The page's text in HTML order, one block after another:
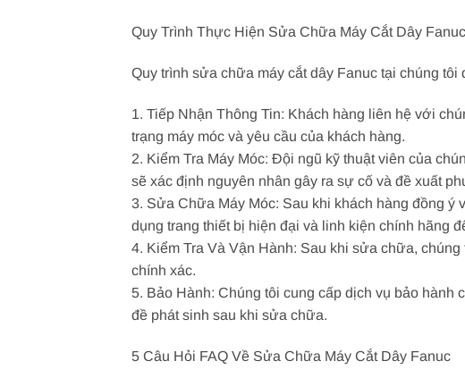
Quy Trình Thực Hiện Sửa Chữa Máy Cắt Dây Fanuc
Quy trình sửa chữa máy cắt dây Fanuc tại chúng
1. Tiếp Nhận Thông Tin: Khách hàng liên hệ với
trạng máy móc và yêu cầu của khách hàng.
2. Kiểm Tra Máy Móc: Đội ngũ kỹ thuật viên của
sẽ xác định nguyên nhân gây ra sự cố và đề xuất
3. Sửa Chữa Máy Móc: Sau khi khách hàng đồng
dụng trang thiết bị hiện đại và linh kiện chính hãng
4. Kiểm Tra Và Vận Hành: Sau khi sửa chữa,
chính xác.
5. Bảo Hành: Chúng tôi cung cấp dịch vụ bảo
đề phát sinh sau khi sửa chữa.
5 Câu Hỏi FAQ Về Sửa Chữa Máy Cắt Dây Fanuc